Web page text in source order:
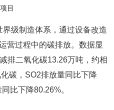
目
级制造体系，通过设备改造
营过程中的碳排放。数据显
排二氧化碳13.26万吨，约相
碳，SO2排放量同比下降
比下降80.26%。